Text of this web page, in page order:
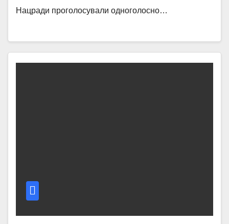
Нацради проголосували одноголосно…